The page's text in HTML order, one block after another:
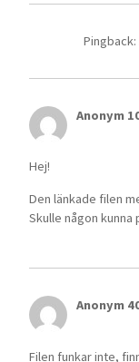
Pingback:
Anonym
Hej!
Den länkade filen
Skulle någon kunna
Anonym
Filen funkar inte,